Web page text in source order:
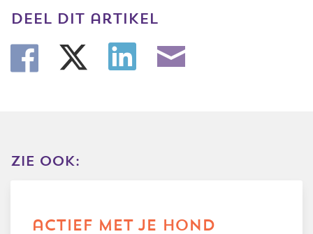
Inlog Mijn RvB account
Vacatures
deel dit artikel
zie ook:
actief met je hond